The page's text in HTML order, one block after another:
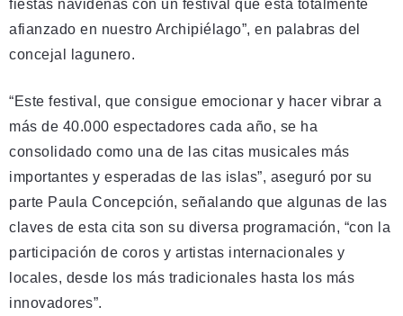
fiestas navideñas con un festival que está totalmente
afianzado en nuestro Archipiélago”, en palabras del
concejal lagunero.
“Este festival, que consigue emocionar y hacer vibrar a
más de 40.000 espectadores cada año, se ha
consolidado como una de las citas musicales más
importantes y esperadas de las islas”, aseguró por su
parte Paula Concepción, señalando que algunas de las
claves de esta cita son su diversa programación, “con la
participación de coros y artistas internacionales y
locales, desde los más tradicionales hasta los más
innovadores”.